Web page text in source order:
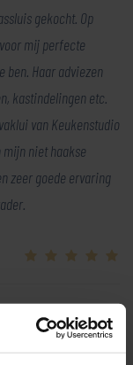
gekocht. Op
mij perfecte
ben. Haar adviezen
kastindelingen etc.
van Keukenstudio
niet haakse
zeer goede ervaring